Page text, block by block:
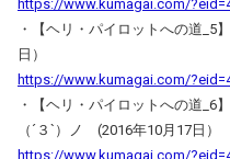
https://www.kumagai.com/
・【ヘリ・パイロットへの道_5
日）
https://www.kumagai.com/
・【ヘリ・パイロットへの道_6
（´３`）ノ (2016年10月17日）
https://www.kumagai.com/